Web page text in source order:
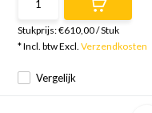
Vergelijk
Stukprijs:€610,00/Stuk
* Incl. btw Excl.Verzendkosten